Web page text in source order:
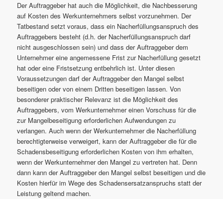
Der Auftraggeber hat auch die Möglichkeit, die Nachbesserung
auf Kosten des Werkunternehmers selbst vorzunehmen. Der
Tatbestand setzt voraus, dass ein Nacherfüllungsanspruch des
Auftraggebers besteht (d.h. der Nacherfüllungsanspruch darf
nicht ausgeschlossen sein) und dass der Auftraggeber dem
Unternehmer eine angemessene Frist zur Nacherfüllung gesetzt
hat oder eine Fristsetzung entbehrlich ist. Unter diesen
Voraussetzungen darf der Auftraggeber den Mangel selbst
beseitigen oder von einem Dritten beseitigen lassen. Von
besonderer praktischer Relevanz ist die Möglichkeit des
Auftraggebers, vom Werkunternehmer einen Vorschuss für die
zur Mangelbeseitigung erforderlichen Aufwendungen zu
verlangen. Auch wenn der Werkunternehmer die Nacherfüllung
berechtigterweise verweigert, kann der Auftraggeber die für die
Schadensbeseitigung erforderlichen Kosten von ihm erhalten,
wenn der Werkunternehmer den Mangel zu vertreten hat. Denn
dann kann der Auftraggeber den Mangel selbst beseitigen und die
Kosten hierfür im Wege des Schadensersatzanspruchs statt der
Leistung geltend machen.